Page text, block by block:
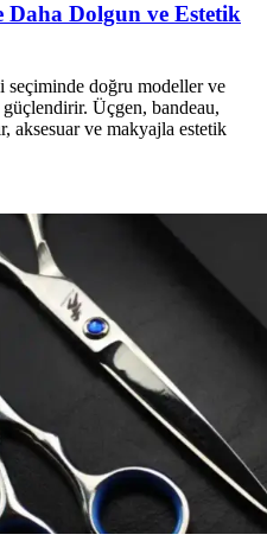
Dolgun ve Estetik
doğru modeller ve
Üçgen, bandeau,
aksesuar ve makyajla estetik